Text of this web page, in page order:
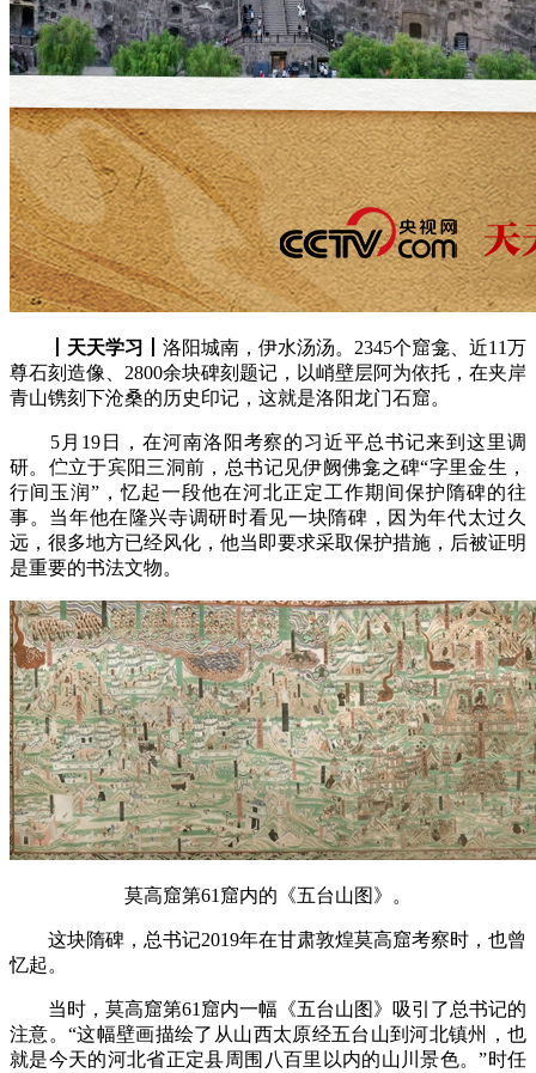
丨天天学习丨 洛阳城南，伊水汤汤。2345个窟龛、近11万
尊石刻造像、2800余块碑刻题记，以峭壁层阿为依托，在夹岸
青山镌刻下沧桑的历史印记，这就是洛阳龙门石窟。
5月19日，在河南洛阳考察的习近平总书记来到这里调
研。伫立于宾阳三洞前，总书记见伊阙佛龛之碑“字里金生，
行间玉润”，忆起一段他在河北正定工作期间保护隋碑的往
事。当年他在隆兴寺调研时看见一块隋碑，因为年代太过久
远，很多地方已经风化，他当即要求采取保护措施，后被证明
是重要的书法文物。
莫高窟第61窟内的《五台山图》。
这块隋碑，总书记2019年在甘肃敦煌莫高窟考察时，也曾
忆起。
当时，莫高窟第61窟内一幅《五台山图》吸引了总书记的
注意。“这幅壁画描绘了从山西太原经五台山到河北镇州，也
就是今天的河北省正定县周围八百里以内的山川景色。”时任